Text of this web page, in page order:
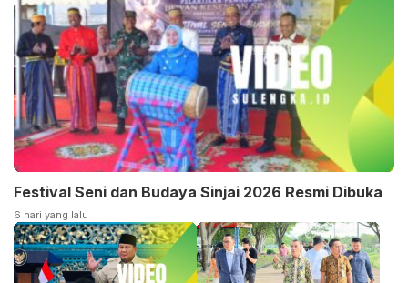
Festival Seni dan Budaya Sinjai 2026 Resmi Dibuka
6 hari yang lalu